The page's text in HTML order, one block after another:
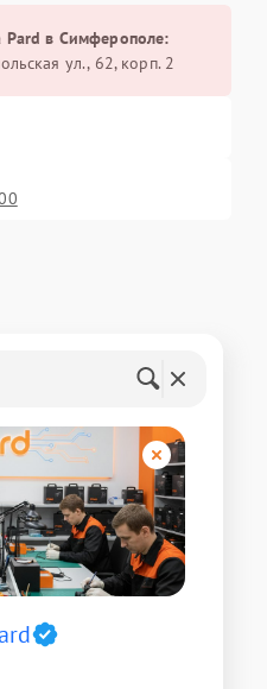
Pard в Симферополе:
ул., 62, корп. 2